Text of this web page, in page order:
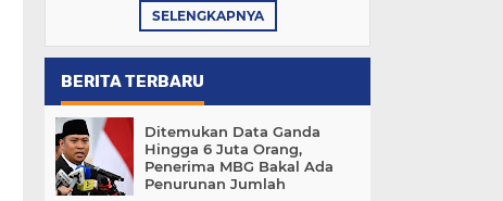
SELENGKAPNYA
BERITA TERBARU
Ditemukan Data Ganda
Hingga 6 Juta Orang,
Penerima MBG Bakal Ada
Penurunan Jumlah